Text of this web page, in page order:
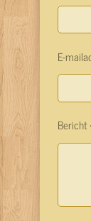
E-
Bericht